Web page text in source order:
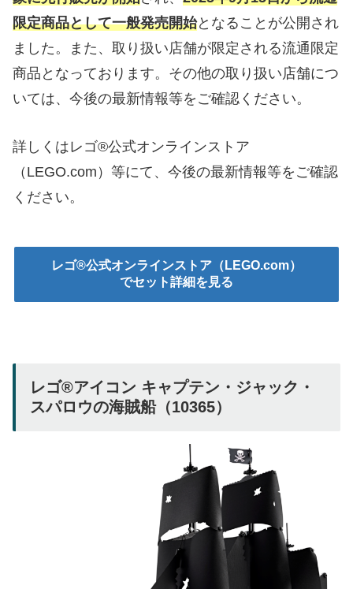
限定商品として一般発売開始となることが公開され
ました。また、取り扱い店舗が限定される流通限定
商品となっております。その他の取り扱い店舗につ
いては、今後の最新情報等をご確認ください。
詳しくはレゴ®公式オンラインストア
（LEGO.com）等にて、今後の最新情報等をご確認
ください。
レゴ®公式オンラインストア（LEGO.com）
でセット詳細を見る
レゴ®アイコン キャプテン・ジャック・
スパロウの海賊船（10365）